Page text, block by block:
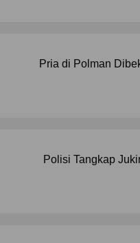
Pria di Polman
Polisi Tangkap